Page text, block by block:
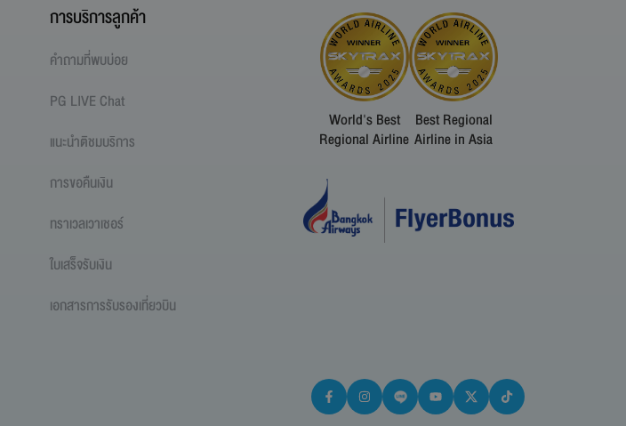
การบริการลูกค้า
คำถามที่พบบ่อย
PG LIVE Chat
แนะนำติชมบริการ
การขอคืนเงิน
ทราเวลเวาเชอร์
ใบเสร็จรับเงิน
เอกสารการรับรองเที่ยวบิน
World's Best
Regional Airline
Best Regional
Airline in Asia